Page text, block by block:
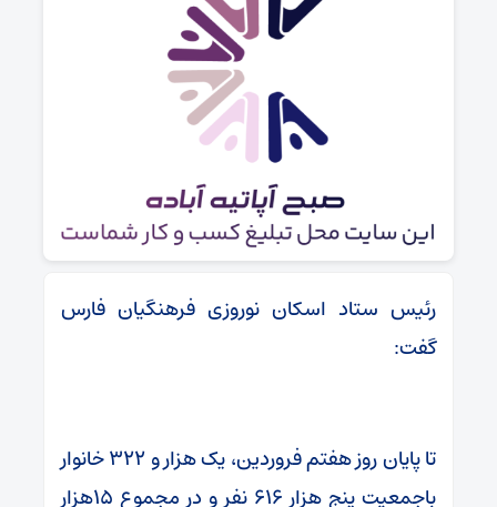
رئیس ستاد اسکان نوروزی فرهنگیان فارس
گفت:
تا پایان روز هفتم فروردین، یک هزار و ۳۲۲ خانوار
باجمعیت پنج هزار ۶۱۶ نفر و در مجموع ۱۵هزار